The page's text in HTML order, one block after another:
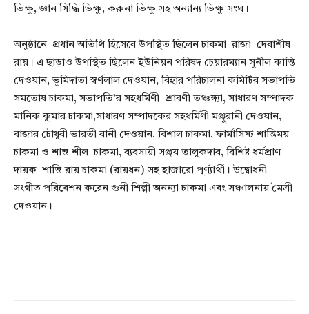
ভিক্ষু, জ্ঞান সিদ্ধি ভিক্ষু, করুনা ভিক্ষু সহ অন্যান্য ভিক্ষু সংঘ।
অনুষ্ঠানে প্রধান অতিথি হিসেবে উপস্থিত ছিলেন চাকমা রাজা দেবাশীষ
রায়। এ ছাড়াও উপস্থিত ছিলেন ইউনিয়ন পরিষদ চেয়ারম্যান সুনীল কান্তি
দেওয়ান, ভূমিদাতা স্বর্ণলাল দেওয়ান, বিহার পরিচালনা কমিটির সভাপতি
সমতোষ চাকমা, সভাপতি’র সহধর্মিণী শ্রাবণী তঞ্চঙ্গ্যা, সাধারণ সম্পাদক
মানিক কুমার চাকমা,সাধারণ সম্পাদকের সহধর্মিণী মঞ্জুরানী দেওয়ান,
বাজার চৌধুরী ভারতী রানী দেওয়ান, বিশাল চাকমা, ফার্মাসিস্ট শান্তিময়
চাকমা ও শান্ত শীল চাকমা, ব্যবসায়ী সঞ্জয় তালুকদার, বিশিষ্ট ধর্মপ্রাণ
দায়ক শান্তি রায় চাকমা (রায়ধন) সহ হাজারো পূর্ণ্যার্থী। উদ্বোধনী
সংগীত পরিবেশন করেন গুনী শিল্পী অনন্যা চাকমা এবং সঞ্চালনায় মৈত্রী
দেওয়ান।